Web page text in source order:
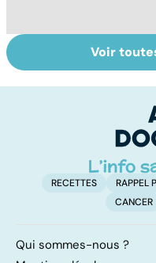
Tout savoir sur
les infections
Voir
RECETTES RAPPEL
CANCER
Qui sommes-nous ?